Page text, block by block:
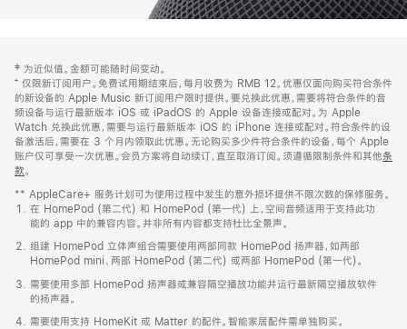
页
页
脚
注
‡ 为近似值。金额可能随时间变动。
⁺ 仅限新订阅用户。免费试用期结束后，每月收费为 RMB 12。优惠仅面向购买符合条件
的新设备的 Apple Music 新订阅用户限时提供。要兑换此优惠，需要将符合条件的音
频设备与运行最新版本 iOS 或 iPadOS 的 Apple 设备连接或配对。为 Apple
Watch 兑换此优惠，需要与运行最新版本 iOS 的 iPhone 连接或配对。符合条件的设
备激活后，需要在 3 个月内领取此优惠。无论购买多少件符合条件的设备，每个 Apple
账户仅可享受一次优惠。会员方案将自动续订，直至取消订阅。须遵循限制条件和其他条
款。
窗
口
中
打
开)
** AppleCare+ 服务计划可为使用过程中发生的意外损坏提供不限次数的保修服务。
在 HomePod (第二代) 和 HomePod (第一代) 上，空间音频适用于支持此功
能的 app 中的兼容内容。并非所有内容都支持杜比全景声。
组建 HomePod 立体声组合需要使用两部同款 HomePod 扬声器，如两部
HomePod mini、两部 HomePod (第二代) 或两部 HomePod (第一代)。
需要使用多部 HomePod 扬声器或兼容隔空播放功能并运行最新隔空播放软件
的扬声器。
需要使用支持 HomeKit 或 Matter 的配件。智能家居配件需单独购买。